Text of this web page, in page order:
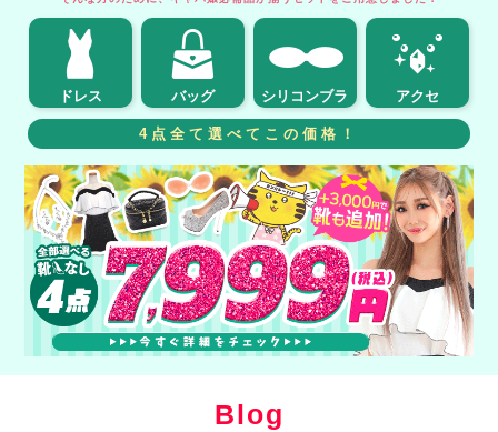
ドレス バッグ シリコンブラ アクセ
4点全て選べてこの価格！
Blog